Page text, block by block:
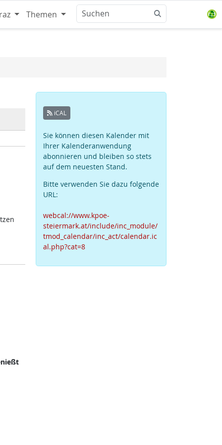
Themen
iCAL
Sie können diesen Kalender mit
Ihrer Kalenderanwendung
abonnieren und bleiben so stets
auf dem neuesten Stand.
Bitte verwenden Sie dazu folgende
URL:
webcal://www.kpoe-
steiermark.at/include/inc_module/
tmod_calendar/inc_act/calendar.ic
al.php?cat=8